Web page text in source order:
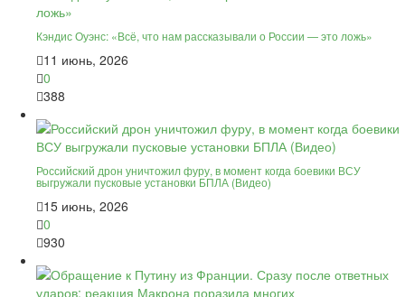
Кэндис Оуэнс: «Всё, что нам рассказывали о России — это ложь»
11 июнь, 2026
0
388
Российский дрон уничтожил фуру, в момент когда боевики ВСУ
выгружали пусковые установки БПЛА (Видео)
15 июнь, 2026
0
930